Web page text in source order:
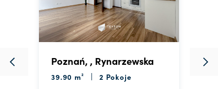
Poznań, , Rynarzewska
39.90 m² 2 Pokoje